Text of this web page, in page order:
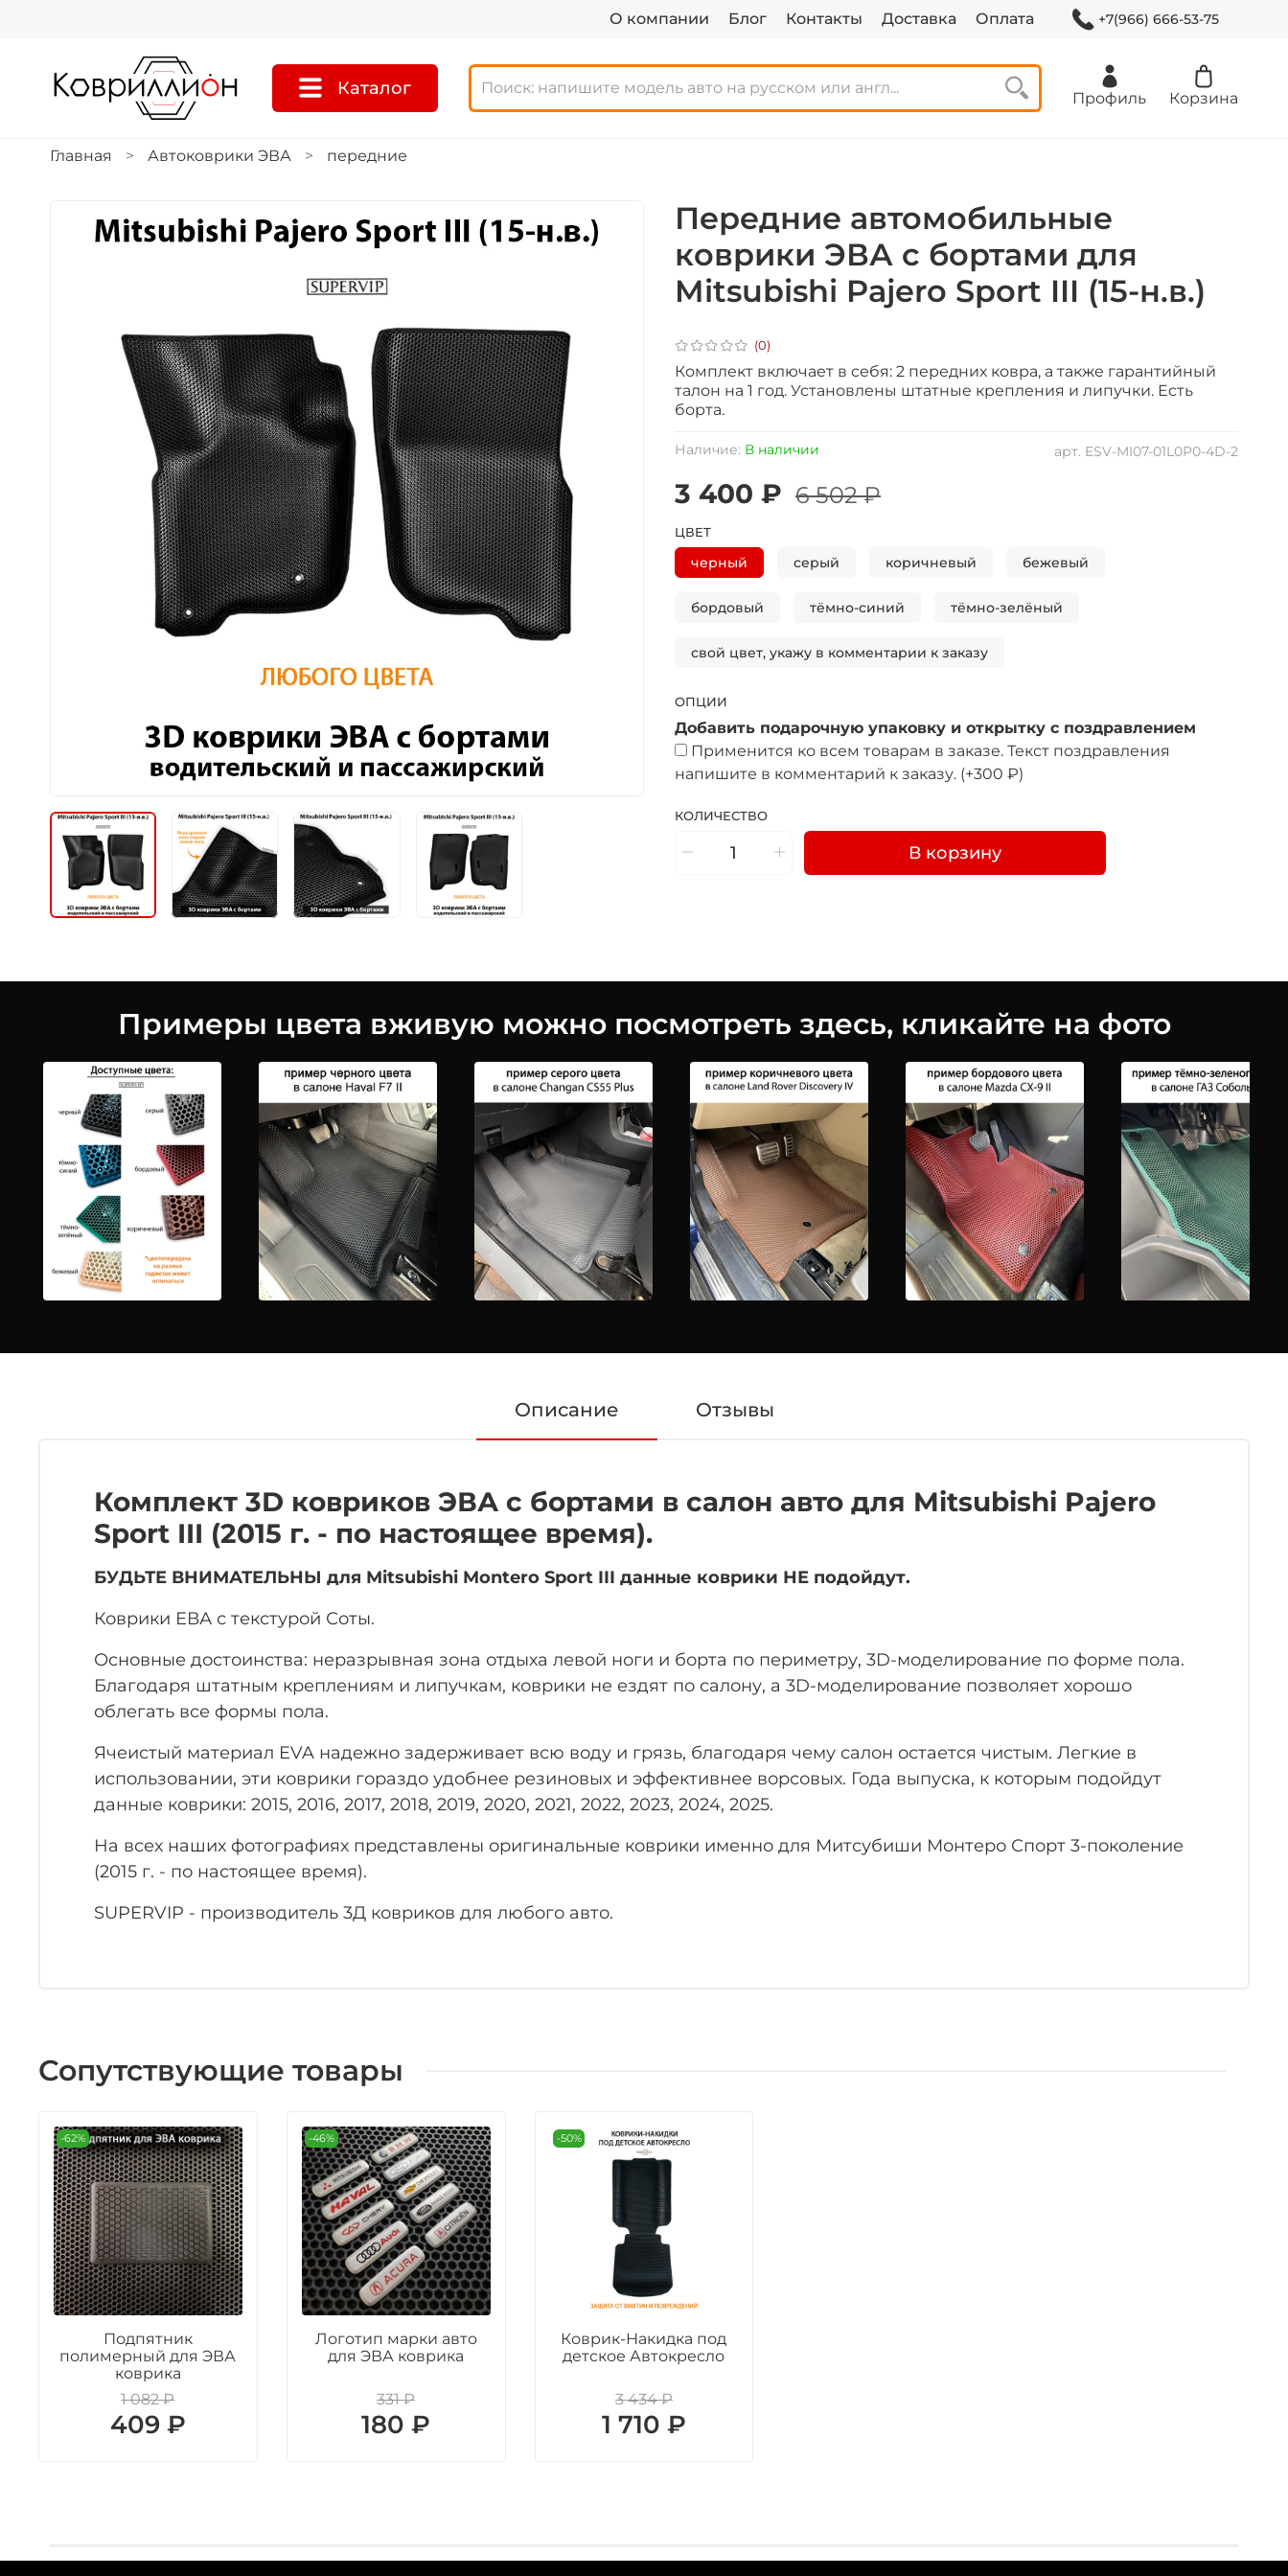
О компании Блог Контакты Доставка Оплата +7(966) 666-53-75
Каталог Профиль Корзина
Главная Автоковрики ЭВА передние
(0)
арт. ESV-MI07-01L0P0-4D-2
Наличие: В наличии
Передние автомобильные
коврики ЭВА с бортами для
Mitsubishi Pajero Sport III (15-н.в.)
3 400 ₽ 6 502 ₽
КОЛИЧЕСТВО
В корзину
ЦВЕТ
черный серый коричневый бежевый
бордовый тёмно-синий тёмно-зелёный
свой цвет, укажу в комментарии к заказу
ОПЦИИ
Добавить подарочную упаковку и открытку с поздравлением
Применится ко всем товарам в заказе. Текст поздравления
напишите в комментарий к заказу. (+300 ₽)
Комплект включает в себя: 2 передних ковра, а также гарантийный
талон на 1 год. Установлены штатные крепления и липучки. Есть
борта.
Примеры цвета вживую можно посмотреть здесь, кликайте на фото
Описание Отзывы
Комплект 3D ковриков ЭВА с бортами в салон авто для Mitsubishi Pajero
Sport III (2015 г. - по настоящее время).
БУДЬТЕ ВНИМАТЕЛЬНЫ для Mitsubishi Montero Sport III данные коврики НЕ подойдут.
Коврики ЕВА с текстурой Соты.
Основные достоинства: неразрывная зона отдыха левой ноги и борта по периметру, 3D-моделирование по форме пола.
Благодаря штатным креплениям и липучкам, коврики не ездят по салону, а 3D-моделирование позволяет хорошо
облегать все формы пола.
Ячеистый материал EVA надежно задерживает всю воду и грязь, благодаря чему салон остается чистым. Легкие в
использовании, эти коврики гораздо удобнее резиновых и эффективнее ворсовых. Года выпуска, к которым подойдут
данные коврики: 2015, 2016, 2017, 2018, 2019, 2020, 2021, 2022, 2023, 2024, 2025.
На всех наших фотографиях представлены оригинальные коврики именно для Митсубиши Монтеро Спорт 3-поколение
(2015 г. - по настоящее время).
SUPERVIP - производитель 3Д ковриков для любого авто.
Сопутствующие товары
-62%
Подпятник
полимерный для ЭВА
коврика
1 082 ₽
409 ₽
-46%
Логотип марки авто
для ЭВА коврика
331 ₽
180 ₽
-50%
Коврик-Накидка под
детское Автокресло
3 434 ₽
1 710 ₽